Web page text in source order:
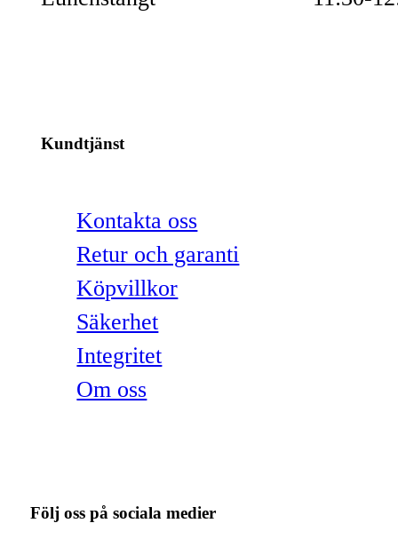
Kundtjänst
Kontakta oss
Retur och garanti
Köpvillkor
Säkerhet
Integritet
Om oss
Följ oss på sociala medier